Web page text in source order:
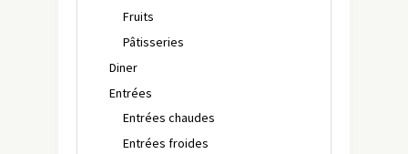
Fruits
Pâtisseries
Diner
Entrées
Entrées chaudes
Entrées froides